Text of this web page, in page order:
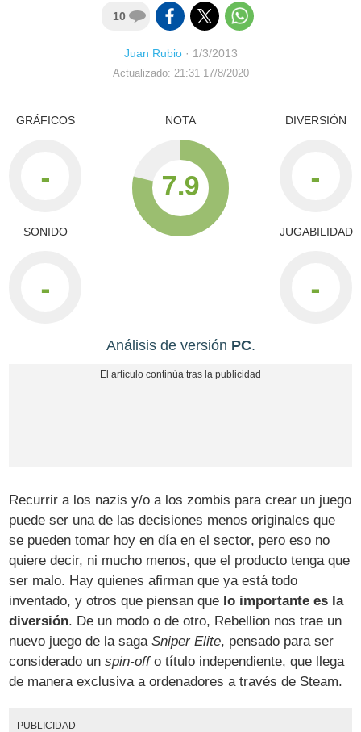
10
Juan Rubio· 1/3/2013
Actualizado: 21:31 17/8/2020
GRÁFICOS
-
SONIDO
-
NOTA
7.9
DIVERSIÓN
-
JUGABILIDAD
-
Análisis de versión PC.
Recurrir a los nazis y/o a los zombis para crear un juego
puede ser una de las decisiones menos originales que
se pueden tomar hoy en día en el sector, pero eso no
quiere decir, ni mucho menos, que el producto tenga que
ser malo. Hay quienes afirman que ya está todo
inventado, y otros que piensan que lo importante es la
diversión. De un modo o de otro, Rebellion nos trae un
nuevo juego de la sagaSniper Elite, pensado para ser
considerado unspin-offo título independiente, que llega
de manera exclusiva a ordenadores a través de Steam.
PUBLICIDAD